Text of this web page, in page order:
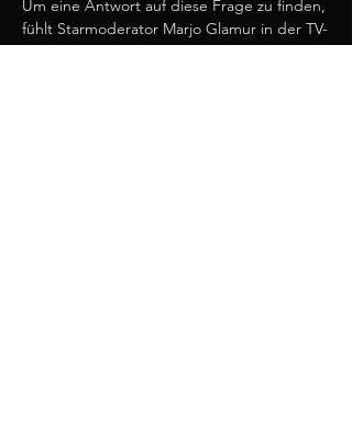
Um eine Antwort auf diese Frage zu finden,
fühlt Starmoderator Marjo Glamur in der TV-
Sendung Izdihi (Ausatmen) dem Abschaum